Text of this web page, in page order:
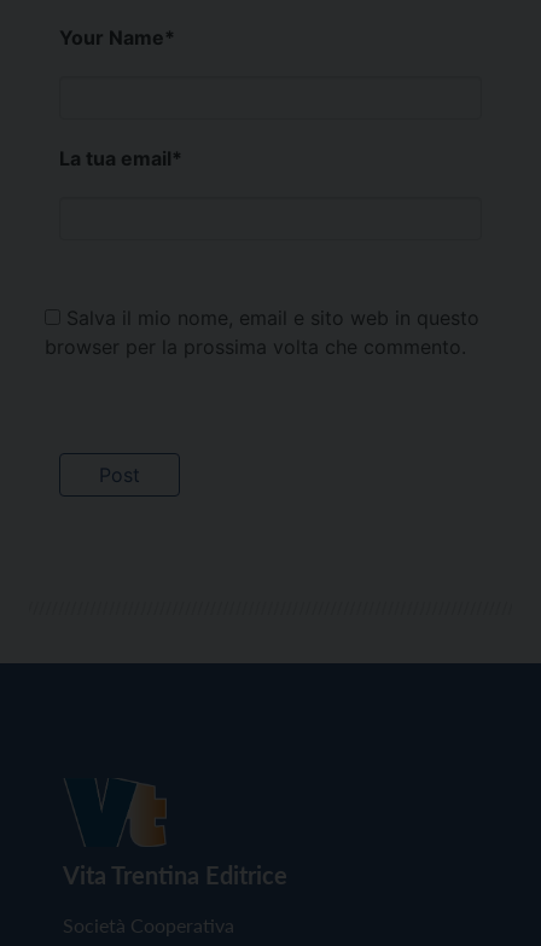
Your Name*
La tua email*
Salva il mio nome, email e sito web in questo
browser per la prossima volta che commento.
Vita Trentina Editrice
Società Cooperativa